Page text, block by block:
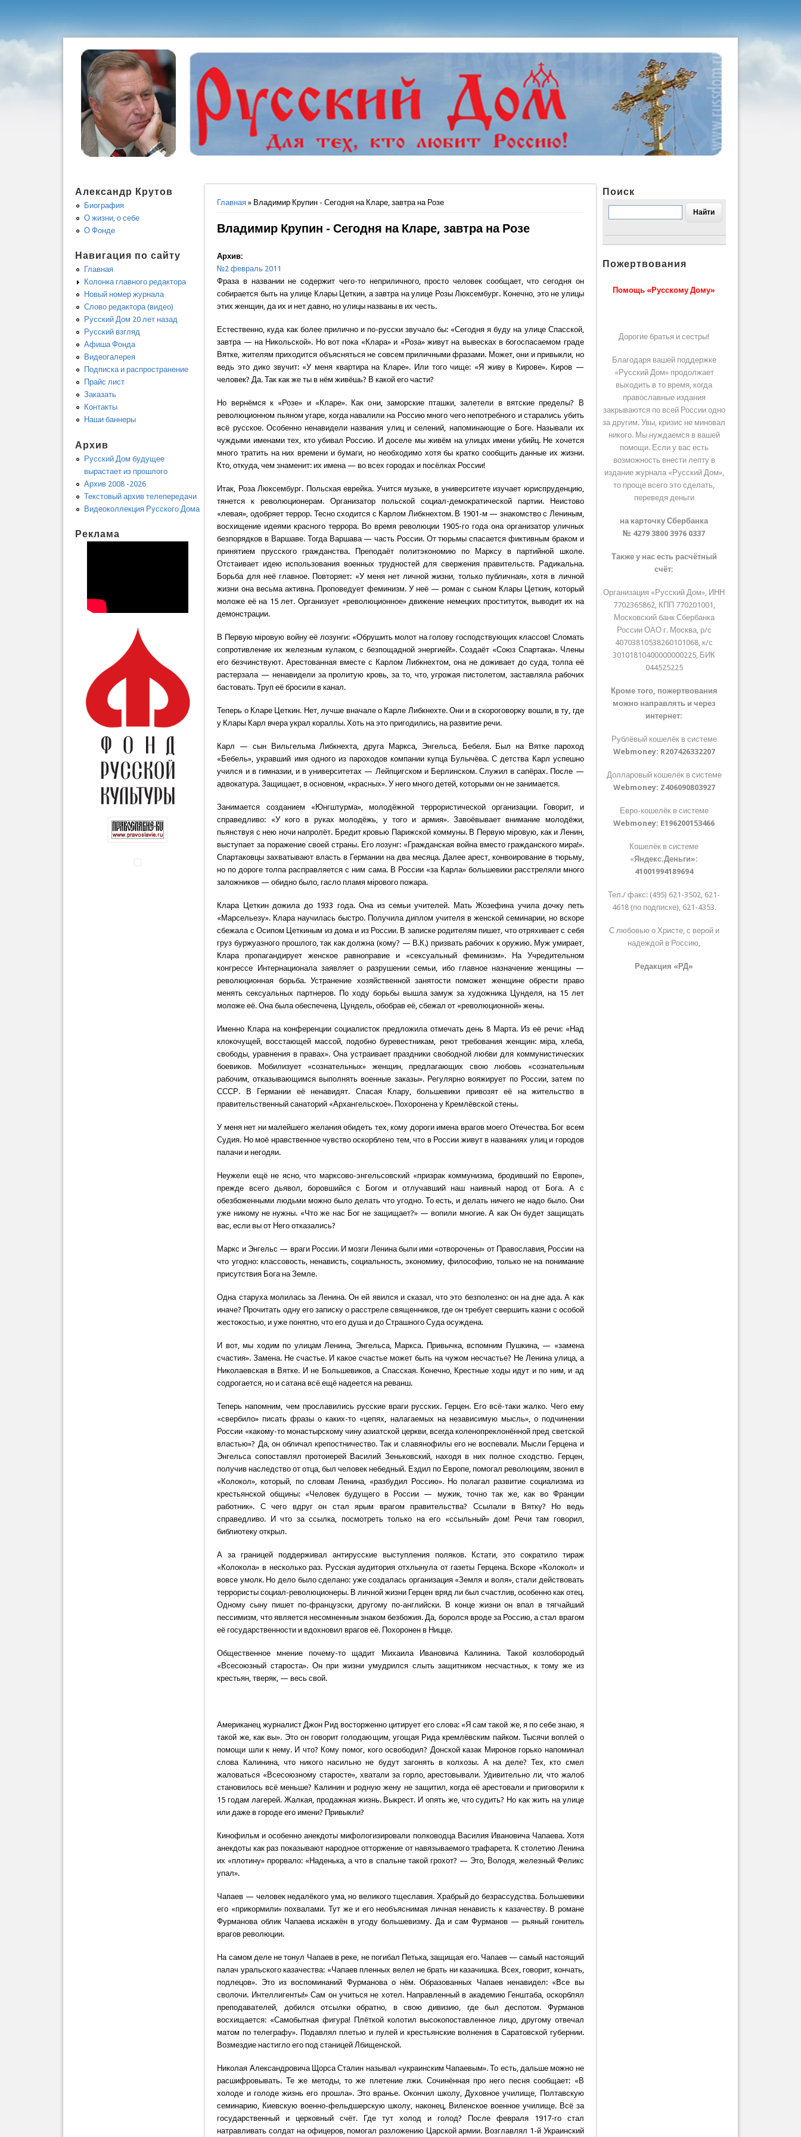
Вы здесь
Главная » Владимир Крупин - Сегодня на Кларе, завтра на Розе
Владимир Крупин - Сегодня на Кларе, завтра на Розе
Архив:
№2 февраль 2011
Фраза в названии не содержит чего-то неприличного, просто человек сообщает, что сегодня он
собирается быть на улице Клары Цеткин, а завтра на улице Розы Люксембург. Конечно, это не улицы
этих женщин, да их и нет давно, но улицы названы в их честь.
Естественно, куда как более прилично и по-русски звучало бы: «Сегодня я буду на улице Спасской,
завтра — на Никольской». Но вот пока «Клара» и «Роза» живут на вывесках в богоспасаемом граде
Вятке, жителям приходится объясняться не совсем приличными фразами. Может, они и привыкли, но
ведь это дико звучит: «У меня квартира на Кларе». Или того чище: «Я живу в Кирове». Киров —
человек? Да. Так как же ты в нём живёшь? В какой его части?
Но вернёмся к «Розе» и «Кларе». Как они, заморские пташки, залетели в вятские пределы? В
революционном пьяном угаре, когда навалили на Россию много чего непотребного и старались убить
всё русское. Особенно ненавидели названия улиц и селений, напоминающие о Боге. Называли их
чуждыми именами тех, кто убивал Россию. И доселе мы живём на улицах имени убийц. Не хочется
много тратить на них времени и бумаги, но необходимо хотя бы кратко сообщить данные их жизни.
Кто, откуда, чем знаменит: их имена — во всех городах и посёлках России!
Итак, Роза Люксембург. Польская еврейка. Учится музыке, в университете изучает юриспруденцию,
тянется к революционерам. Организатор польской социал-демократической партии. Неистово
«левая», одобряет террор. Тесно сходится с Карлом Либкнехтом. В 1901-м — знакомство с Лениным,
восхищение идеями красного террора. Во время революции 1905-го года она организатор уличных
безпорядков в Варшаве. Тогда Варшава — часть России. От тюрьмы спасается фиктивным браком и
принятием прусского гражданства. Преподаёт политэкономию по Марксу в партийной школе.
Отстаивает идею использования военных трудностей для свержения правительств. Радикальна.
Борьба для неё главное. Повторяет: «У меня нет личной жизни, только публичная», хотя в личной
жизни она весьма активна. Проповедует феминизм. У неё — роман с сыном Клары Цеткин, который
моложе её на 15 лет. Организует «революционное» движение немецких проституток, выводит их на
демонстрации.
В Первую мiровую войну её лозунги: «Обрушить молот на голову господствующих классов! Сломать
сопротивление их железным кулаком, с безпощадной энергией!». Создаёт «Союз Спартака». Члены
его безчинствуют. Арестованная вместе с Карлом Либкнехтом, она не доживает до суда, толпа её
растерзала — ненавидели за пролитую кровь, за то, что, угрожая пистолетом, заставляла рабочих
бастовать. Труп её бросили в канал.
Теперь о Кларе Цеткин. Нет, лучше вначале о Карле Либкнехте. Они и в скороговорку вошли, в ту, где
у Клары Карл вчера украл кораллы. Хоть на это пригодились, на развитие речи.
Карл — сын Вильгельма Либкнехта, друга Маркса, Энгельса, Бебеля. Был на Вятке пароход
«Бебель», укравший имя одного из пароходов компании купца Булычёва. С детства Карл успешно
учился и в гимназии, и в университетах — Лейпцигском и Берлинском. Служил в сапёрах. После —
адвокатура. Защищает, в основном, «красных». У него много детей, которыми он не занимается.
Занимается созданием «Юнгштурма», молодёжной террористической организации. Говорит, и
справедливо: «У кого в руках молодёжь, у того и армия». Завоёвывает внимание молодёжи,
пьянствуя с нею ночи напролёт. Бредит кровью Парижской коммуны. В Первую мiровую, как и Ленин,
выступает за поражение своей страны. Его лозунг: «Гражданская война вместо гражданского мира!».
Спартаковцы захватывают власть в Германии на два месяца. Далее арест, конвоирование в тюрьму,
но по дороге толпа расправляется с ним сама. В России «за Карла» большевики расстреляли много
заложников — обидно было, гасло пламя мiрового пожара.
Клара Цеткин дожила до 1933 года. Она из семьи учителей. Мать Жозефина учила дочку петь
«Марсельезу». Клара научилась быстро. Получила диплом учителя в женской семинарии, но вскоре
сбежала с Осипом Цеткиным из дома и из России. В записке родителям пишет, что отряхивает с себя
груз буржуазного прошлого, так как должна (кому? — В.К.) призвать рабочих к оружию. Муж умирает,
Клара пропагандирует женское равноправие и «сексуальный феминизм». На Учредительном
конгрессе Интернационала заявляет о разрушении семьи, ибо главное назначение женщины —
революционная борьба. Устранение хозяйственной занятости поможет женщине обрести право
менять сексуальных партнеров. По ходу борьбы вышла замуж за художника Цунделя, на 15 лет
моложе её. Она была обеспечена, Цундель, обобрав её, сбежал от «революционной» жены.
Именно Клара на конференции социалисток предложила отмечать день 8 Марта. Из её речи: «Над
клокочущей, восстающей массой, подобно буревестникам, реют требования женщин: мiра, хлеба,
свободы, уравнения в правах». Она устраивает праздники свободной любви для коммунистических
боевиков. Мобилизует «сознательных» женщин, предлагающих свою любовь «сознательным
рабочим, отказывающимся выполнять военные заказы». Регулярно вояжирует по России, затем по
СССР. В Германии её ненавидят. Спасая Клару, большевики привозят её на жительство в
правительственный санаторий «Архангельское». Похоронена у Кремлёвской стены.
У меня нет ни малейшего желания обидеть тех, кому дороги имена врагов моего Отечества. Бог всем
Судия. Но моё нравственное чувство оскорблено тем, что в России живут в названиях улиц и городов
палачи и негодяи.
Неужели ещё не ясно, что марксово-энгельсовский «призрак коммунизма, бродивший по Европе»,
прежде всего дьявол, боровшийся с Богом и отлучавший наш наивный народ от Бога. А с
обезбоженными людьми можно было делать что угодно. То есть, и делать ничего не надо было. Они
уже никому не нужны. «Что же нас Бог не защищает?» — вопили многие. А как Он будет защищать
вас, если вы от Него отказались?
Маркс и Энгельс — враги России. И мозги Ленина были ими «отворочены» от Православия, России на
что угодно: классовость, ненависть, социальность, экономику, философию, только не на понимание
присутствия Бога на Земле.
Одна старуха молилась за Ленина. Он ей явился и сказал, что это безполезно: он на дне ада. А как
иначе? Прочитать одну его записку о расстреле священников, где он требует свершить казни с особой
жестокостью, и уже понятно, что его душа и до Страшного Суда осуждена.
И вот, мы ходим по улицам Ленина, Энгельса, Маркса. Привычка, вспомним Пушкина, — «замена
счастия». Замена. Не счастье. И какое счастье может быть на чужом несчастье? Не Ленина улица, а
Николаевская в Вятке. И не Большевиков, а Спасская. Конечно, Крестные ходы идут и по ним, и ад
содрогается, но и сатана всё ещё надеется на реванш.
Теперь напомним, чем прославились русские враги русских. Герцен. Его всё-таки жалко. Чего ему
«свербило» писать фразы о каких-то «цепях, налагаемых на независимую мысль», о подчинении
России «какому-то монастырскому чину азиатской церкви, всегда коленопреклонённой пред светской
властью»? Да, он обличал крепостничество. Так и славянофилы его не воспевали. Мысли Герцена и
Энгельса сопоставлял протоиерей Василий Зеньковский, находя в них полное сходство. Герцен,
получив наследство от отца, был человек небедный. Ездил по Европе, помогал революциям, звонил в
«Колокол», который, по словам Ленина, «разбудил Россию». Но полагал развитие социализма из
крестьянской общины: «Человек будущего в России — мужик, точно так же, как во Франции
работник». С чего вдруг он стал ярым врагом правительства? Ссылали в Вятку? Но ведь
справедливо. И что за ссылка, посмотреть только на его «ссыльный» дом! Речи там говорил,
библиотеку открыл.
А за границей поддерживал антирусские выступления поляков. Кстати, это сократило тираж
«Колокола» в несколько раз. Русская аудитория отхлынула от газеты Герцена. Вскоре «Колокол» и
вовсе умолк. Но дело было сделано: уже создалась организация «Земля и воля», стали действовать
террористы социал-революционеры. В личной жизни Герцен вряд ли был счастлив, особенно как отец.
Одному сыну пишет по-французски, другому по-английски. В конце жизни он впал в тягчайший
пессимизм, что является несомненным знаком безбожия. Да, боролся вроде за Россию, а стал врагом
её государственности и вдохновил врагов её. Похоронен в Ницце.
Общественное мнение почему-то щадит Михаила Ивановича Калинина. Такой козлобородый
«Всесоюзный староста». Он при жизни умудрился слыть защитником несчастных, к тому же из
крестьян, тверяк, — весь свой.
Американец журналист Джон Рид восторженно цитирует его слова: «Я сам такой же, я по себе знаю, я
такой же, как вы». Это он говорит голодающим, угощая Рида кремлёвским пайком. Тысячи воплей о
помощи шли к нему. И что? Кому помог, кого освободил? Донской казак Миронов горько напоминал
слова Калинина, что никого насильно не будут загонять в колхозы. А на деле? Тех, кто смел
жаловаться «Всесоюзному старосте», хватали за горло, арестовывали. Удивительно ли, что жалоб
становилось всё меньше? Калинин и родную жену не защитил, когда её арестовали и приговорили к
15 годам лагерей. Жалкая, продажная жизнь. Выкрест. И опять же, что судить? Но как жить на улице
или даже в городе его имени? Привыкли?
Кинофильм и особенно анекдоты мифологизировали полководца Василия Ивановича Чапаева. Хотя
анекдоты как раз показывают народное отторжение от навязываемого трафарета. К столетию Ленина
их «плотину» прорвало: «Наденька, а что в спальне такой грохот? — Это, Володя, железный Феликс
упал».
Чапаев — человек недалёкого ума, но великого тщеславия. Храбрый до безрассудства. Большевики
его «прикормили» похвалами. Тут же и его необъяснимая личная ненависть к казачеству. В романе
Фурманова облик Чапаева искажён в угоду большевизму. Да и сам Фурманов — рьяный гонитель
врагов революции.
На самом деле не тонул Чапаев в реке, не погибал Петька, защищая его. Чапаев — самый настоящий
палач уральского казачества: «Чапаев пленных велел не брать ни казачишка. Всех, говорит, кончать,
подлецов». Это из воспоминаний Фурманова о нём. Образованных Чапаев ненавидел: «Все вы
сволочи. Интеллигенты!» Сам он учиться не хотел. Направленный в академию Генштаба, оскорблял
преподавателей, добился отсылки обратно, в свою дивизию, где был деспотом. Фурманов
восхищается: «Самобытная фигура! Плёткой колотил высокопоставленное лицо, другому отвечал
матом по телеграфу». Подавлял плетью и пулей и крестьянские волнения в Саратовской губернии.
Возмездие настигло его под станицей Лбищенской.
Николая Александровича Щорса Сталин называл «украинским Чапаевым». То есть, дальше можно не
расшифровывать. Те же методы, то же плетение лжи. Сочинённая про него песня сообщает: «В
холоде и голоде жизнь его прошла». Это вранье. Окончил школу, Духовное училище, Полтавскую
семинарию, Киевскую военно-фельдшерскую школу, наконец, Виленское военное училище. Всё за
государственный и церковный счёт. Где тут холод и голод? После февраля 1917-го стал
натравливать солдат на офицеров, помогал разложению Царской армии. Возглавлял 1-й Украинский
Александр Крутов
Биография
О жизни, о себе
О Фонде
Навигация по сайту
Главная
Колонка главного редактора
Новый номер журнала
Слово редактора (видео)
Русский Дом 20 лет назад
Русский взгляд
Афиша Фонда
Видеогалерея
Подписка и распространение
Прайс лист
Заказать
Контакты
Наши баннеры
Архив
Русский Дом будущее
вырастает из прошлого
Архив 2008 -2026
Текстовый архив телепередачи
Видеоколлекция Русского Дома
Реклама
Поиск
Пожертвования
Помощь «Русскому Дому»
Дорогие братья и сестры!
Благодаря вашей поддержке
«Русский Дом» продолжает
выходить в то время, когда
православные издания
закрываются по всей России одно
за другим. Увы, кризис не миновал
никого. Мы нуждаемся в вашей
помощи. Если у вас есть
возможность внести лепту в
издание журнала «Русский Дом»,
то проще всего это сделать,
переведя деньги
на карточку Сбербанка
№ 4279 3800 3976 0337
Также у нас есть расчётный
счёт:
Организация «Русский Дом», ИНН
7702365862, КПП 770201001,
Московский банк Сбербанка
России ОАО г. Москва, р/с
40703810538260101068, к/с
30101810400000000225, БИК
044525225
Кроме того, пожертвования
можно направлять и через
интернет:
Рублёвый кошелёк в системе
Webmoney: R207426332207
Долларовый кошелёк в системе
Webmoney: Z406090803927
Евро-кошелёк в системе
Webmoney: E196200153466
Кошелёк в системе
«Яндекс.Деньги»:
41001994189694
Тел./ факс: (495) 621-3502, 621-
4618 (по подписке), 621-4353.
С любовью о Христе, с верой и
надеждой в Россию,
Редакция «РД»